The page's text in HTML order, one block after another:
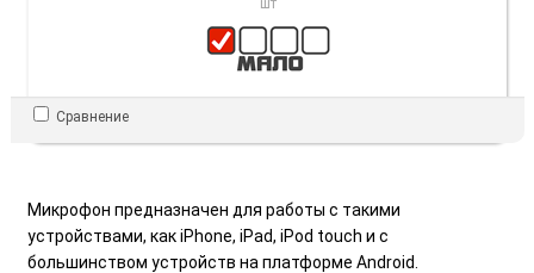
Сравнение
Микрофон предназначен для работы с такими
устройствами, как iPhone, iPad, iPod touch и с
большинством устройств на платформе Android.